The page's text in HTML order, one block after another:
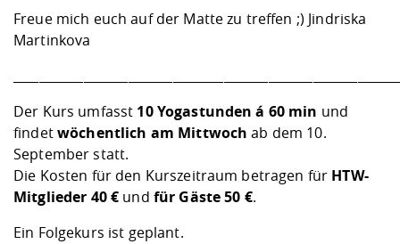
Fremdsprachen
Freue mich euch auf der Matte zu treffen ;) Jindriska
Martinkova
Der Kurs umfasst 10 Yogastunden á 60 min und
findetwöchentlich am Mittwochab dem 10.
September statt.
Die Kosten für den Kurszeitraum betragen für HTW-
Mitglieder 40 € und für Gäste 50 €.
Ein Folgekurs ist geplant.